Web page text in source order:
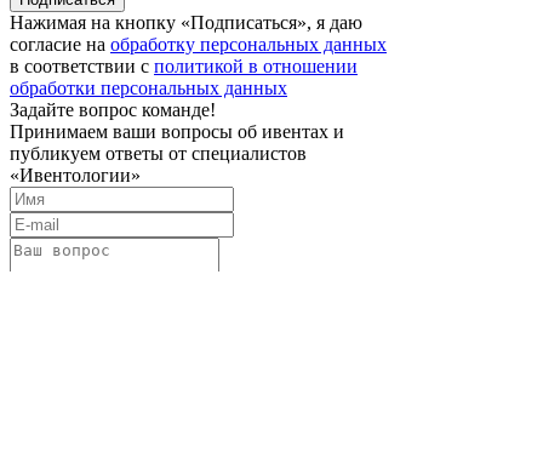
Нажимая на кнопку «Подписаться», я даю
согласие на обработку персональных данных
в соответствии с политикой в отношении
обработки персональных данных
Задайте вопрос команде!
Принимаем ваши вопросы об ивентах и
публикуем ответы от специалистов
«Ивентологии»